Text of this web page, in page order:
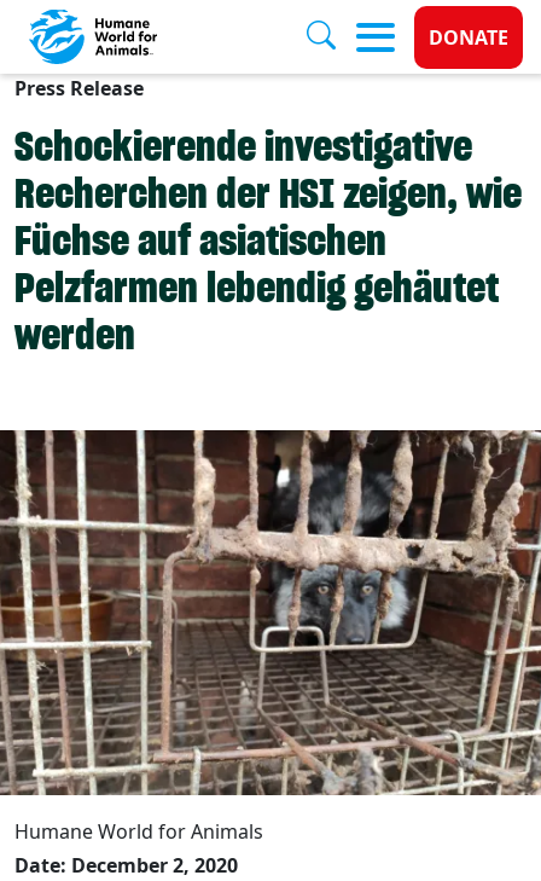
Skip to main content
Donate
DONATE
Press Release
Schockierende investigative
Recherchen der HSI zeigen, wie
Füchse auf asiatischen
Pelzfarmen lebendig gehäutet
werden
Humane World for Animals
Date: December 2, 2020